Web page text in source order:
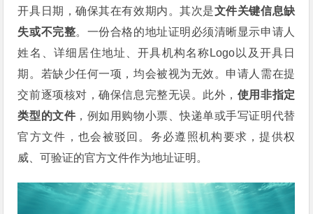
开具日期，确保其在有效期内。其次是文件关键信息缺
失或不完整。一份合格的地址证明必须清晰显示申请人
姓名、详细居住地址、开具机构名称Logo以及开具日
期。若缺少任何一项，均会被视为无效。申请人需在提
交前逐项核对，确保信息完整无误。此外， 使用非指定
类型的文件，例如用购物小票、快递单或手写证明代替
官方文件，也会被驳回。务必遵照机构要求，提供权
威、可验证的官方文件作为地址证明。